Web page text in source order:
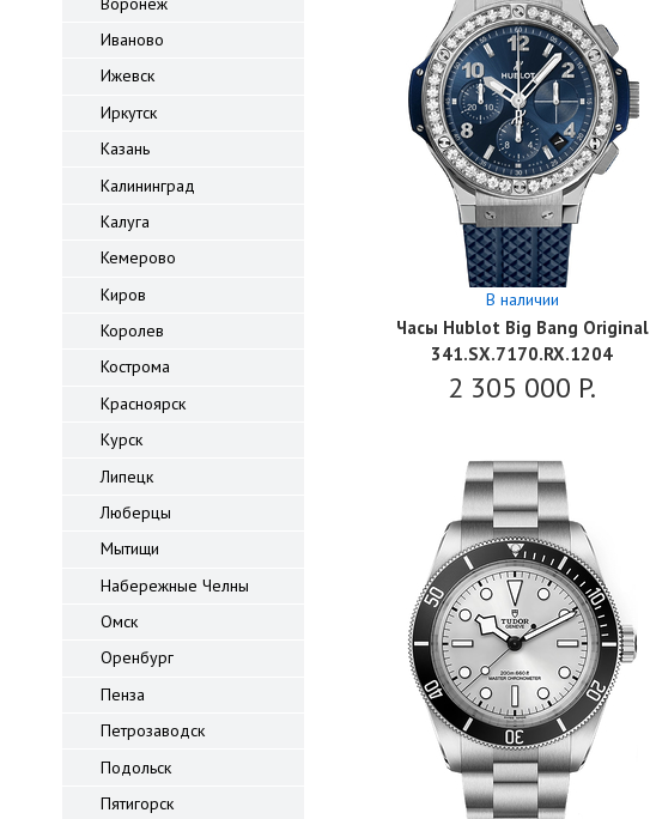
Иваново
Ижевск
Иркутск
Казань
Калининград
Калуга
Кемерово
Киров
Королев
Кострома
Красноярск
Курск
Липецк
Люберцы
Мытищи
Набережные Челны
Омск
Оренбург
Пенза
Петрозаводск
Подольск
Пятигорск
В наличии
Часы Hublot Big Bang Original
341.SX.7170.RX.1204
2 305 000 P.